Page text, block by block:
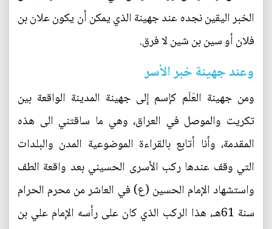
الخبر اليقين نجده عند جهينة الذي يمكن أن يكون علان بن
فلان أو سين بن شين لا فرق.
وعند جهينة خبر الأسر
ومن جهينة العَلَم كإسم إلى جهينة المدينة الواقعة بين
تكريت والموصل في العراق، وهي ما ساقتني الى هذه
المقدمة، وأنا أتابع بالقراءة الموضوعية المدن والبلدات
التي وقف عندها ركب الأسرى الحسيني بعد واقعة الطف
واستشهاد الإمام الحسين (ع) في العاشر من محرم الحرام
سنة 61هـ، هذا الركب الذي كان على رأسه الإمام علي بن